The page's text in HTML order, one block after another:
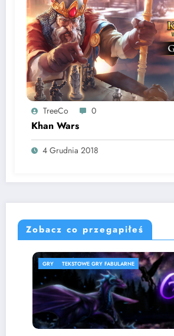
TreeCo 0
Khan Wars
4 Grudnia 2018
Zobacz co przegapiłeś
GRY TEKSTOWE GRY FABULARNE